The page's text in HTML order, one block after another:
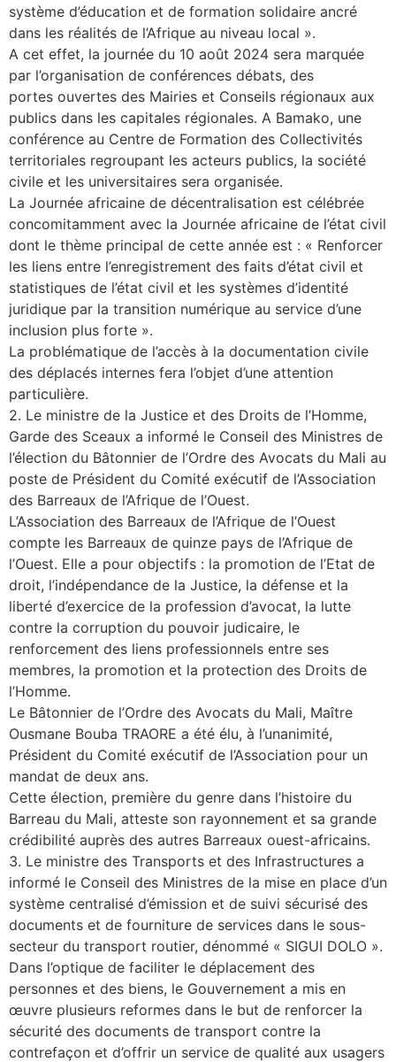
système d’éducation et de formation solidaire ancré
dans les réalités de l’Afrique au niveau local ».
A cet effet, la journée du 10 août 2024 sera marquée
par l’organisation de conférences débats, des
portes ouvertes des Mairies et Conseils régionaux aux
publics dans les capitales régionales. A Bamako, une
conférence au Centre de Formation des Collectivités
territoriales regroupant les acteurs publics, la société
civile et les universitaires sera organisée.
La Journée africaine de décentralisation est célébrée
concomitamment avec la Journée africaine de l’état civil
dont le thème principal de cette année est : « Renforcer
les liens entre l’enregistrement des faits d’état civil et
statistiques de l’état civil et les systèmes d’identité
juridique par la transition numérique au service d’une
inclusion plus forte ».
La problématique de l’accès à la documentation civile
des déplacés internes fera l’objet d’une attention
particulière.
2. Le ministre de la Justice et des Droits de l’Homme,
Garde des Sceaux a informé le Conseil des Ministres de
l’élection du Bâtonnier de l’Ordre des Avocats du Mali au
poste de Président du Comité exécutif de l’Association
des Barreaux de l’Afrique de l’Ouest.
L’Association des Barreaux de l’Afrique de l’Ouest
compte les Barreaux de quinze pays de l’Afrique de
l’Ouest. Elle a pour objectifs : la promotion de l’Etat de
droit, l’indépendance de la Justice, la défense et la
liberté d’exercice de la profession d’avocat, la lutte
contre la corruption du pouvoir judicaire, le
renforcement des liens professionnels entre ses
membres, la promotion et la protection des Droits de
l’Homme.
Le Bâtonnier de l’Ordre des Avocats du Mali, Maître
Ousmane Bouba TRAORE a été élu, à l’unanimité,
Président du Comité exécutif de l’Association pour un
mandat de deux ans.
Cette élection, première du genre dans l’histoire du
Barreau du Mali, atteste son rayonnement et sa grande
crédibilité auprès des autres Barreaux ouest-africains.
3. Le ministre des Transports et des Infrastructures a
informé le Conseil des Ministres de la mise en place d’un
système centralisé d’émission et de suivi sécurisé des
documents et de fourniture de services dans le sous-
secteur du transport routier, dénommé « SIGUI DOLO ».
Dans l’optique de faciliter le déplacement des
personnes et des biens, le Gouvernement a mis en
œuvre plusieurs reformes dans le but de renforcer la
sécurité des documents de transport contre la
contrefaçon et d’offrir un service de qualité aux usagers